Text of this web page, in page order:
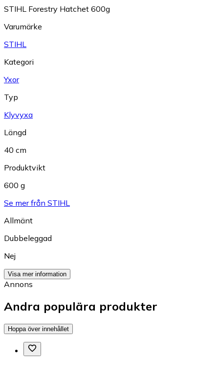
STIHL Forestry Hatchet 600g
Varumärke
STIHL
Kategori
Yxor
Typ
Klyvyxa
Längd
40 cm
Produktvikt
600 g
Se mer från STIHL
Allmänt
Dubbeleggad
Nej
Visa mer information
Annons
Andra populära produkter
Hoppa över innehållet